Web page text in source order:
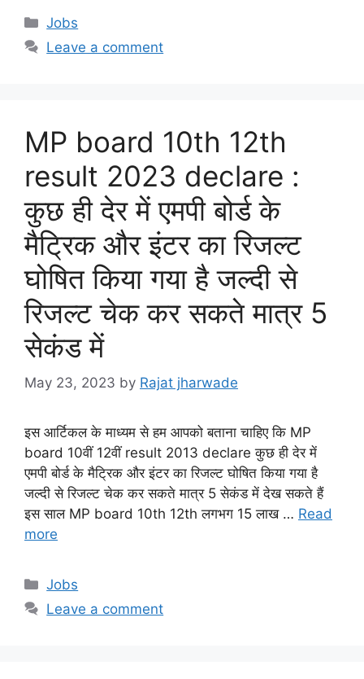
Categories
Jobs
Leave a comment
MP board 10th 12th
result 2023 declare :
कुछ ही देर में एमपी बोर्ड के
मैट्रिक और इंटर का रिजल्ट
घोषित किया गया है जल्दी से
रिजल्ट चेक कर सकते मात्र 5
सेकंड में
May 23, 2023 by Rajat jharwade
इस आर्टिकल के माध्यम से हम आपको बताना चाहिए कि MP
board 10वीं 12वीं result 2013 declare कुछ ही देर में
एमपी बोर्ड के मैट्रिक और इंटर का रिजल्ट घोषित किया गया है
जल्दी से रिजल्ट चेक कर सकते मात्र 5 सेकंड में देख सकते हैं
इस साल MP board 10th 12th लगभग 15 लाख … Read
more
Categories
Jobs
Leave a comment